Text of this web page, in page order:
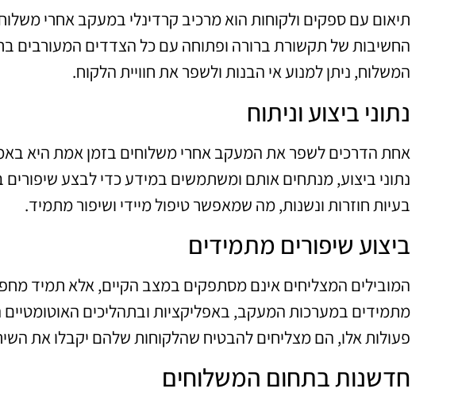
תיאום עם ספקים ולקוחות הוא מרכיב קרדינלי במעקב אחרי
החשיבות של תקשורת ברורה ופתוחה עם כל הצדדים המעורבים
המשלוח, ניתן למנוע אי הבנות ולשפר את חוויית הלקוח.
נתוני ביצוע וניתוח
אחת הדרכים לשפר את המעקב אחרי משלוחים בזמן אמת היא
נתוני ביצוע, מנתחים אותם ומשתמשים במידע כדי לבצע שיפורים
בעיות חוזרות ונשנות, מה שמאפשר טיפול מיידי ושיפור מתמיד.
ביצוע שיפורים מתמידים
המובילים המצליחים אינם מסתפקים במצב הקיים, אלא תמיד
מתמידים במערכות המעקב, באפליקציות ובתהליכים
פעולות אלו, הם מצליחים להבטיח שהלקוחות שלהם יקבלו את
חדשנות בתחום המשלוחים